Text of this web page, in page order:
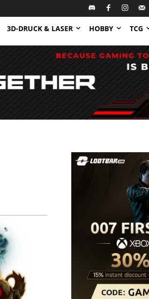
3D-DRUCK & LASER HOBBY TCG